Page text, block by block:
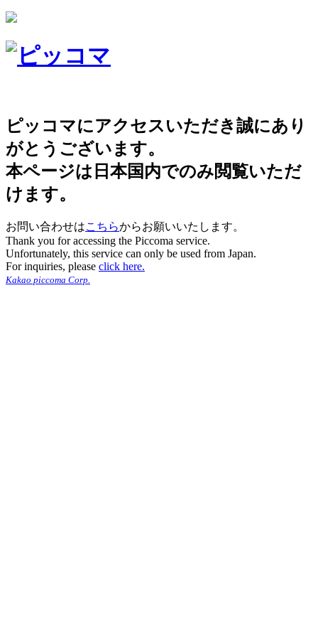
ピッコマにアクセスいただき誠にあり
がとうございます。
本ページは日本国内でのみ閲覧いただ
けます。
お問い合わせはこちらからお願いいたします。
Thank you for accessing the Piccoma service.
Unfortunately, this service can only be used from Japan.
For inquiries, please click here.
Kakao piccoma Corp.